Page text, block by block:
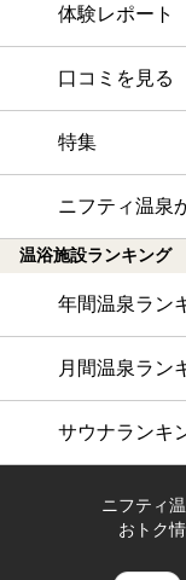
体験レポート
口コミを見る
特集
ニフティ温泉
温浴施設ランキング
年間温泉ラン
月間温泉ラン
サウナランキ
ニフティ
おトク